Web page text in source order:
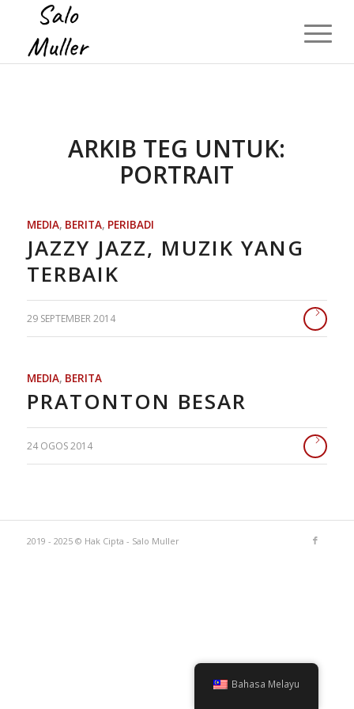
ARKIB TEG UNTUK:
PORTRAIT
MEDIA, BERITA, PERIBADI
JAZZY JAZZ, MUZIK YANG
TERBAIK
29 SEPTEMBER 2014
MEDIA, BERITA
PRATONTON BESAR
24 OGOS 2014
2019 - 2025 © Hak Cipta - Salo Muller
Bahasa Melayu